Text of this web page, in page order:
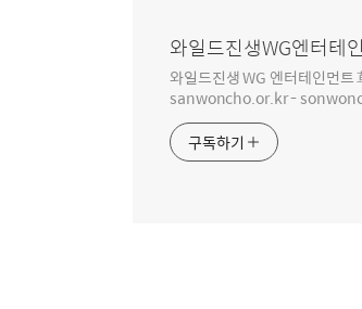
와일드진생WG엔터
와일드진생 WG 엔터테인먼
sanwoncho.or.kr -
구독하기